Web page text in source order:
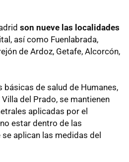
son nueve las localidades
así como Fuenlabrada,
de Ardoz, Getafe, Alcorcón,
básicas de salud de Humanes,
del Prado, se mantienen
aplicadas por el
estar dentro de las
aplican las medidas del